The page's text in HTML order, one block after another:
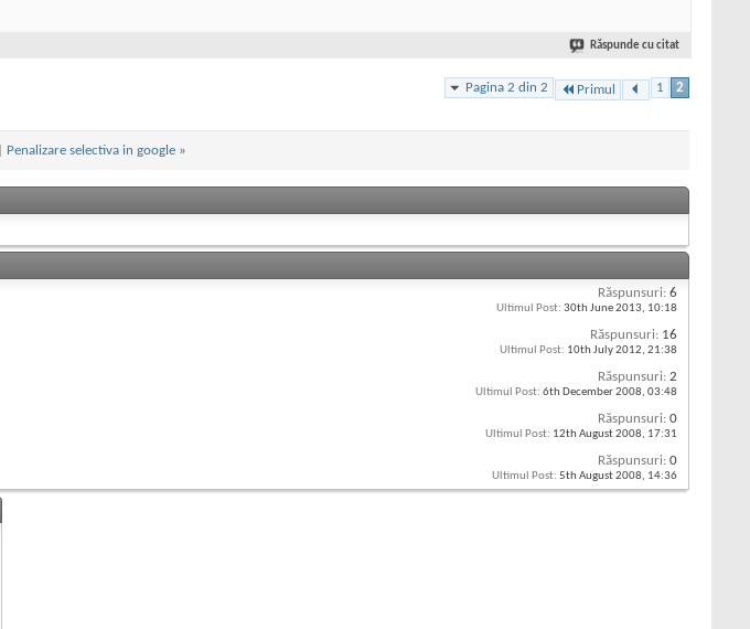
Răspunde cu citat
Pagina 2 din 2 Primul 1 2
Penalizare selectiva in google »
Răspunsuri: 6
Ultimul Post: 30th June 2013, 10:18
Răspunsuri: 16
Ultimul Post: 10th July 2012, 21:38
Răspunsuri: 2
Ultimul Post: 6th December 2008, 03:48
Răspunsuri: 0
Ultimul Post: 12th August 2008, 17:31
Răspunsuri: 0
Ultimul Post: 5th August 2008, 14:36